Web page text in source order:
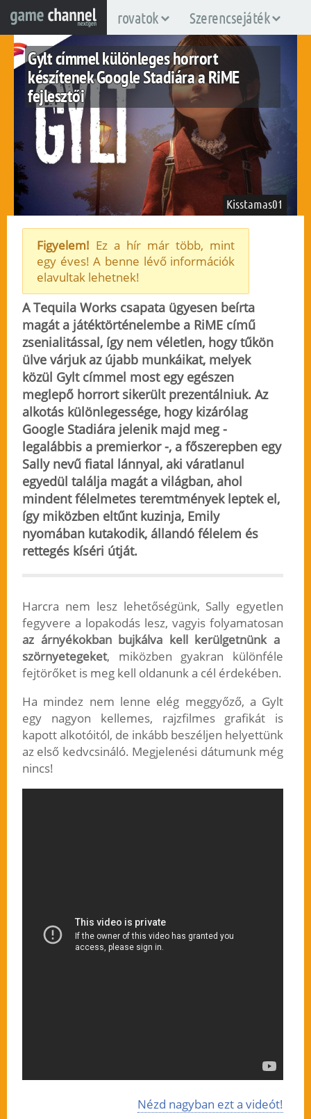
rovatok Szerencsejáték
Gylt címmel különleges horrort
készítenek Google Stadiára a RiME
fejlesztői
stadia
Kisstamas01
Figyelem! Ez a hír már több, mint
egy éves! A benne lévő információk
elavultak lehetnek!
A Tequila Works csapata ügyesen beírta
magát a játéktörténelembe a RiME című
zsenialitással, így nem véletlen, hogy tűkön
ülve várjuk az újabb munkáikat, melyek
közül Gylt címmel most egy egészen
meglepő horrort sikerült prezentálniuk. Az
alkotás különlegessége, hogy kizárólag
Google Stadiára jelenik majd meg -
legalábbis a premierkor -, a főszerepben egy
Sally nevű fiatal lánnyal, aki váratlanul
egyedül találja magát a világban, ahol
mindent félelmetes teremtmények leptek el,
így miközben eltűnt kuzinja, Emily
nyomában kutakodik, állandó félelem és
rettegés kíséri útját.
Harcra nem lesz lehetőségünk, Sally egyetlen
fegyvere a lopakodás lesz, vagyis folyamatosan
az árnyékokban bujkálva kell kerülgetnünk a
szörnyetegeket, miközben gyakran különféle
fejtörőket is meg kell oldanunk a cél érdekében.
Ha mindez nem lenne elég meggyőző, a Gylt
egy nagyon kellemes, rajzfilmes grafikát is
kapott alkotóitól, de inkább beszéljen helyettünk
az első kedvcsináló. Megjelenési dátumunk még
nincs!
Nézd nagyban ezt a videót!